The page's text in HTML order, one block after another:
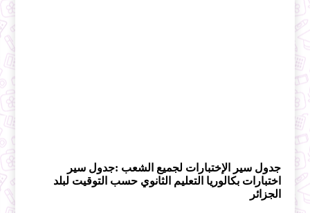
جدول سير الإختبارات لجميع الشعب :جدول سير
اختبارات بكالوريا التعليم الثانوي حسب التوقيت لبلد
الجزائر